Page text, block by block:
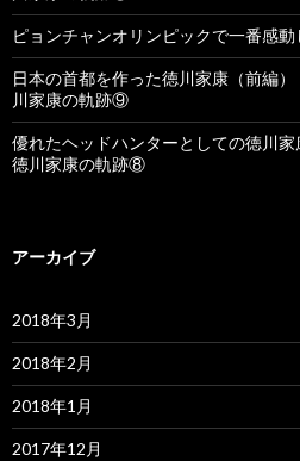
ピョンチャンオリンピックで一番感動
日本の首都を作った徳川家康（前編
川家康の軌跡⑨
優れたヘッドハンターとしての徳川
徳川家康の軌跡⑧
アーカイブ
2018年3月
2018年2月
2018年1月
2017年12月